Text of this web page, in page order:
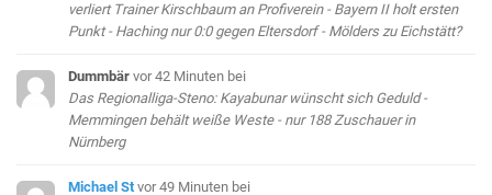
verliert Trainer Kirschbaum an Profiverein - Bayern II holt ersten
Punkt - Haching nur 0:0 gegen Eltersdorf - Mölders zu Eichstätt?
Dummbär vor 42 Minuten bei
Das Regionalliga-Steno: Kayabunar wünscht sich Geduld -
Memmingen behält weiße Weste - nur 188 Zuschauer in
Nürnberg
Michael St vor 49 Minuten bei